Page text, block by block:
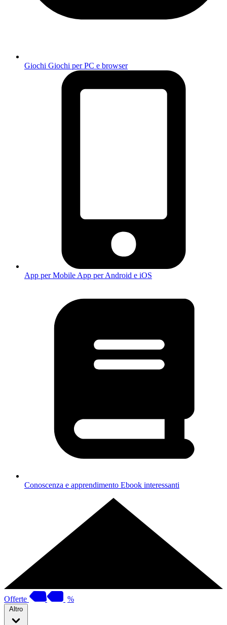
Giochi Giochi per PC e browser
App per Mobile App per Android e iOS
Conoscenza e apprendimento Ebook interessanti
Offerte %
Altro